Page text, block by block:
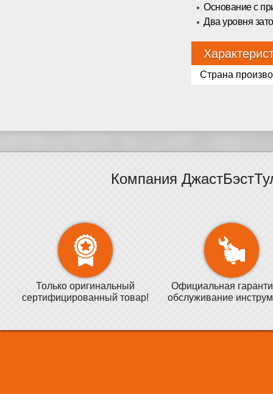
Основание с
Два уровня
Страна
Компания
Только оригинальный
сертифицированный товар!
Официальная
обслуживание